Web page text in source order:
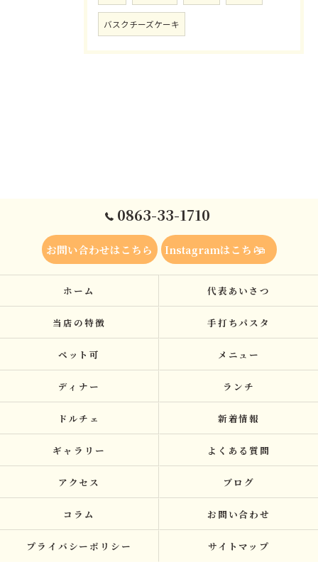
バスクチーズケーキ
0863-33-1710
お問い合わせはこちら Instagramはこちら
ホーム 代表あいさつ
当店の特徴 手打ちパスタ
ペット可 メニュー
ディナー ランチ
ドルチェ 新着情報
ギャラリー よくある質問
アクセス ブログ
コラム お問い合わせ
プライバシーポリシー サイトマップ